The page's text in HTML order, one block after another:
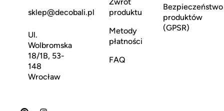
sklep@decobali.pl
Ul.
Wolbromska
18/1B, 53-
148
Wrocław
Zwrot
produktu
Metody
płatności
FAQ
Bezpieczeństwo
produktów
(GPSR)